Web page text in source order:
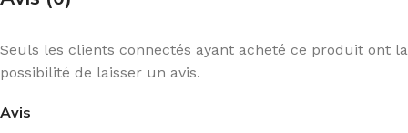
Avis
Seuls les clients connectés ayant acheté ce produit ont la
possibilité de laisser un avis.